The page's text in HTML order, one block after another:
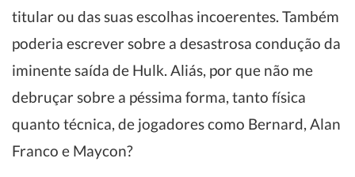
titular ou das suas escolhas incoerentes. Também
poderia escrever sobre a desastrosa condução da
iminente saída de Hulk. Aliás, por que não me
debruçar sobre a péssima forma, tanto física
quanto técnica, de jogadores como Bernard, Alan
Franco e Maycon?